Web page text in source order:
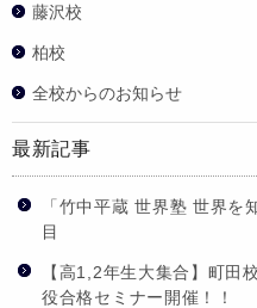
藤沢校
柏校
全校からのお知らせ
最新記事
「竹中平蔵 世界塾 世界
目
【高1,2年生大集合】町田
役合格セミナー開催！！